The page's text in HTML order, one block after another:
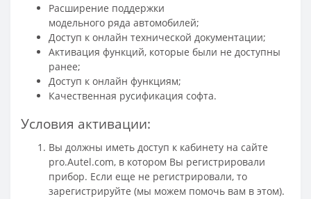
Расширение поддержки
модельного ряда автомобилей;
Доступ к онлайн технической документации;
Активация функций, которые были не доступны
ранее;
Доступ к онлайн функциям;
Качественная русификация софта.
Условия активации:
Вы должны иметь доступ к кабинету на сайте
pro.Autel.com, в котором Вы регистрировали
прибор. Если еще не регистрировали, то
зарегистрируйте (мы можем помочь вам в этом).